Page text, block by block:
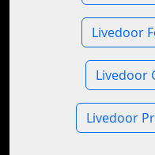
Livedoor
Livedoor
Livedoor